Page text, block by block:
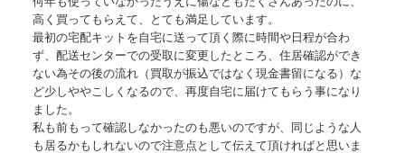
高く買ってもらえて、とても満足しています。
最初の宅配キットを自宅に送って頂く際に時間や日程が合わ
ず、配送センターでの受取に変更したところ、住居確認ができ
ない為その後の流れ（買取が振込ではなく現金書留になる）な
ど少しややこしくなるので、再度自宅に届けてもらう事になり
ました。
私も前もって確認しなかったのも悪いのですが、同じような人
も居るかもしれないので注意点として伝えて頂ければと思いま